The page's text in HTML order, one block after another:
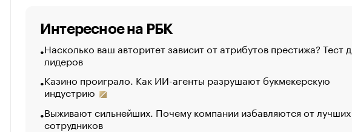
Интересное на РБК
Насколько ваш авторитет зависит от атрибутов престижа? Тест
лидеров
Казино проиграло. Как ИИ-агенты разрушают букмекерскую
индустрию
Выживают сильнейших. Почему компании избавляются от лучших
сотрудников